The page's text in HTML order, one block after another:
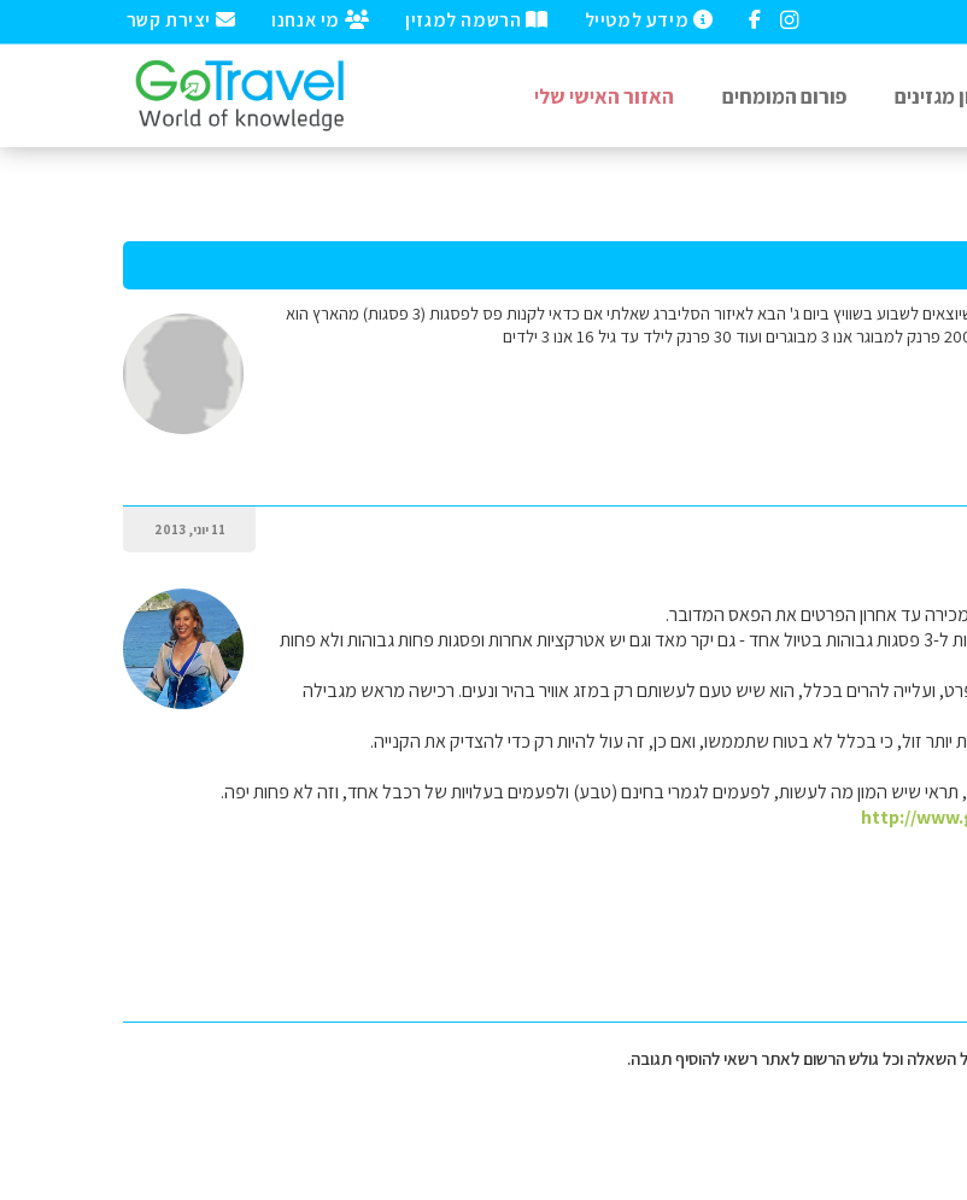
יצירת קשר מי אנחנו הרשמה למגזין מידע למטייל
מגזינים פורום המומחים האזור האישי שלי
שלום כרמית וייס שמי יונה ואנו משפחה שיוצאים לשבוע בשוויץ ביום ג' הבא לאיזור הסליברג שאלתי אם כדאי לקנות פס לפסגות (3 פסגות) מהארץ הוא
11 יוני, 2013
מכירה עד אחרון הפרטים את הפאס המדובר.
ככלל, אני לא חושבת שיש טעם לעלות ל-3 פסגות גבוהות בטיול אחד - גם יקר מאד וגם יש אטרקציות אחרות ופסגות פחות גבוהות ולא פחות
ועלייה להרים בכלל, הוא שיש טעם לעשותם רק במזג אוויר בהיר ונעים. רכישה מראש מגבילה
יותר זול, כי בכלל לא בטוח שתממשו, ואם כן, זה עול להיות רק כדי להצדיק את הקנייה.
תראי שיש המון מה לעשות, לפעמים לגמרי בחינם (טבע) ולפעמים בעלויות של רכבל אחד, וזה לא פחות יפה.
http://
השאלה וכל גולש הרשום לאתר רשאי להוסיף תגובה.